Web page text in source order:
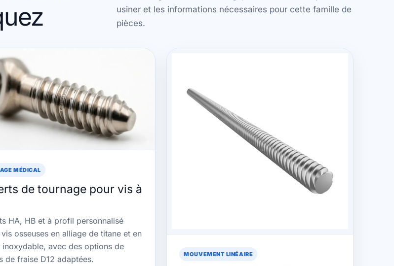
usiner et les informations nécessaires pour cette famille de
pièces.
MÉDICAL
de tournage pour vis à
HA, HB et à profil personnalisé
osseuses en alliage de titane et en
inoxydable, avec des options de
de fraise D12 adaptées.
MOUVEMENT LINÉAIRE